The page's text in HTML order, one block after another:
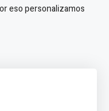
eso personalizamos